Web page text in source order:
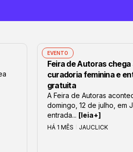
EVENTO
Feira de Autoras chega
curadoria feminina e
gratuita
A Feira de Autoras
domingo, 12 de julho, em
entrada... [leia+]
HÁ 1 MÊS JAUCLICK